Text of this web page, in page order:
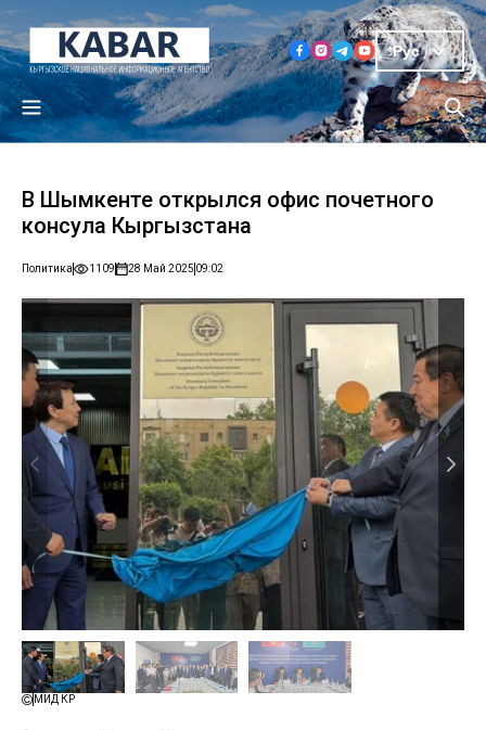
Рус
В Шымкенте открылся офис почетного
консула Кыргызстана
Политика 1109 28 Май 2025 09:02
МИД КР